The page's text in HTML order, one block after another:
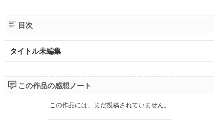
目次
タイトル未編集
この作品の感想ノート
この作品には、まだ投稿されていません。